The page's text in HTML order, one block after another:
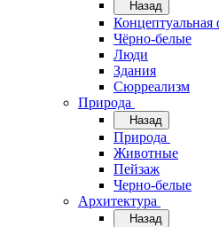
Назад
Концептуальная
Чёрно-белые
Люди
Здания
Сюрреализм
Природа
Назад
Природа
Животные
Пейзаж
Черно-белые
Архитектура
Назад